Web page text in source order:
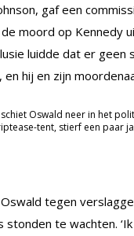
gaf een
moord op Kennedy
luidde dat er
hij en zijn
Oswald neer in het
tent, stierf een paar
tegen
te wachten.